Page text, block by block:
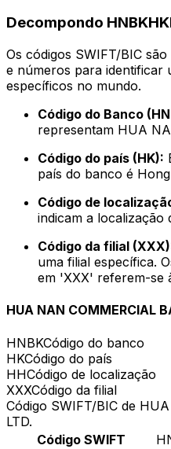
Decompondo
Os códigos SWIFT/BIC
e números para identificar
específicos no mundo.
Código do Banco
representam HUA
Código do país (HK):
país do banco é
Código de
indicam a localização
Código da filial
uma filial específica.
em 'XXX' referem-se
HUA NAN COMMERCIAL
HNBKCódigo do banco
HKCódigo do país
HHCódigo de localização
XXXCódigo da filial
Código SWIFT/BIC de
LTD.
Código SWIFT